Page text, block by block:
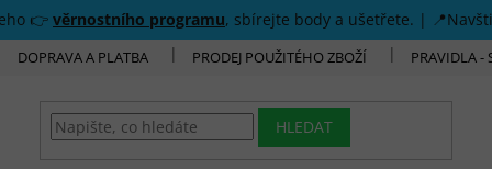
👉 věrnostního programu, sbírejte body a ušetřete. |
DOPRAVA A PLATBA PRODEJ POUŽITÉHO ZBOŽÍ PRAVIDLA -
HLEDAT